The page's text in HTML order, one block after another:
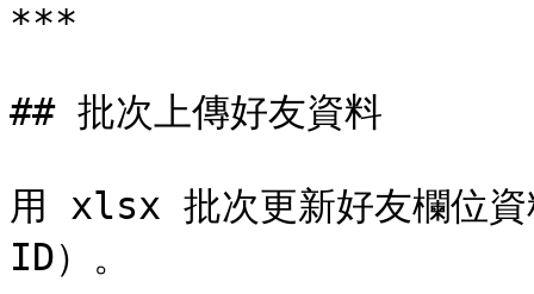
***
## 批次上傳好友資料
用 xlsx 批次更新好友欄位資
ID）。